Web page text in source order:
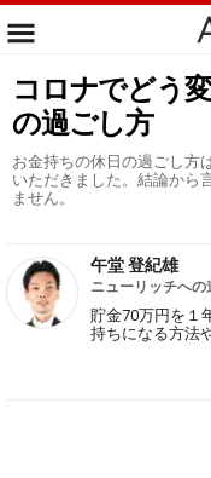
コロナでどう
の過ごし方
お金持ちの休日の過ごし方
いただきました。結論から
ません。
午堂 登紀雄
ニューリッチへの
貯金70万円を１
持ちになる方法